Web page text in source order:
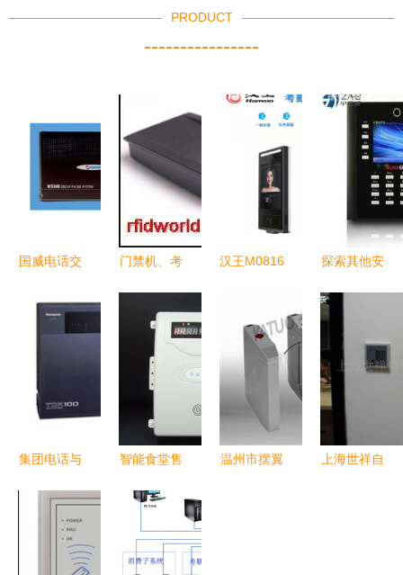
PRODUCT
----------------
国威电话交
门禁考勤方
解析
门禁机、考
器全解析
门禁考勤厂
家产品介绍
汉王M0816
室外智能打
探索其他安
域中的门禁
考勤创新方
集团电话与
合应用分析
智能食堂售
格、型号与
功能详解
温州市摆翼
上海世祥自